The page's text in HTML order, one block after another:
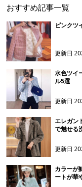
おすすめ記事一覧
ピンクツ
更新日
水色ツイ
ル5選
更新日
エレガン
で魅せる
更新日
カラーが
ートが華